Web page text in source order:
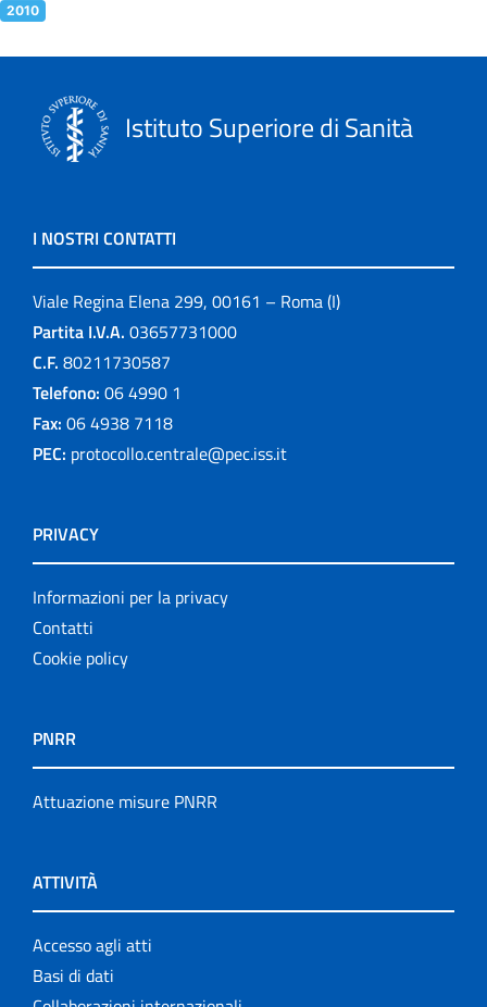
2010
Istituto Superiore di Sanità
I NOSTRI CONTATTI
Viale Regina Elena 299, 00161 – Roma (I)
Partita I.V.A. 03657731000
C.F. 80211730587
Telefono: 06 4990 1
Fax: 06 4938 7118
PEC: protocollo.centrale@pec.iss.it
PRIVACY
Informazioni per la privacy
Contatti
Cookie policy
PNRR
Attuazione misure PNRR
ATTIVITÀ
Accesso agli atti
Basi di dati